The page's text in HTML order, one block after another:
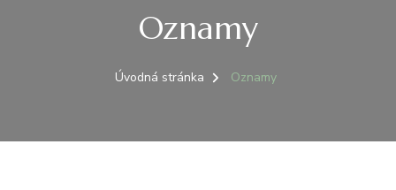
Oznamy
Úvodná stránka Oznamy